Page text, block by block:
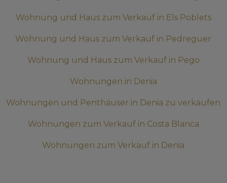
Wohnung und Haus zum Verkauf in Els Poblets
Wohnung und Haus zum Verkauf in Pedreguer
Wohnung und Haus zum Verkauf in Pego
Wohnungen in Denia
Wohnungen und Penthäuser in Denia zu verkaufen
Wohnungen zum Verkauf in Costa Blanca
Wohnungen zum Verkauf in Denia